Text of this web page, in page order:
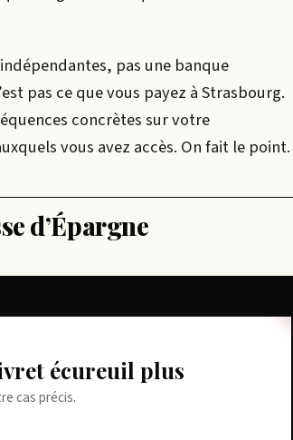
indépendantes, pas une banque
pas ce que vous payez à Strasbourg.
concrètes sur votre
vous avez accès. On fait le point.
d’Épargne
écureuil plus
cas précis.